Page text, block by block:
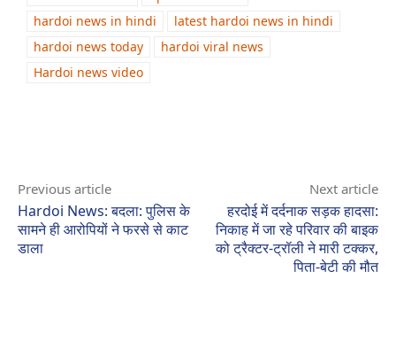
hardoi news in hindi
latest hardoi news in hindi
hardoi news today
hardoi viral news
Hardoi news video
Previous article
Hardoi News: बदला: पुलिस के
सामने ही आरोपियों ने फरसे से काट
डाला
Next article
हरदोई में दर्दनाक सड़क हादसा:
निकाह में जा रहे परिवार की बाइक
को ट्रैक्टर-ट्रॉली ने मारी टक्कर,
पिता-बेटी की मौत